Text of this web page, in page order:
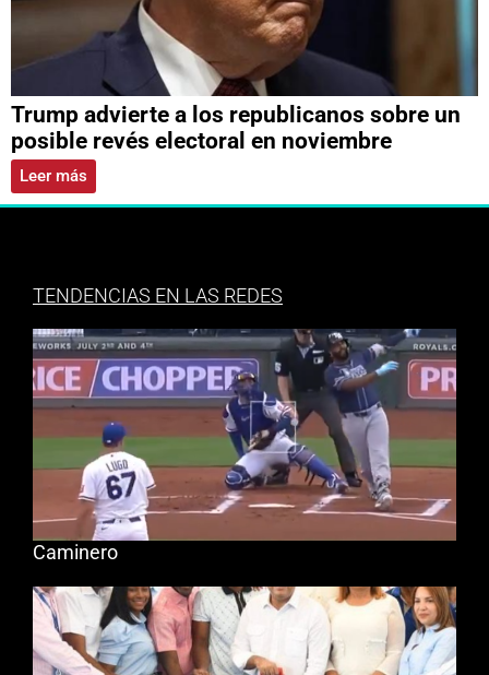
Trump advierte a los republicanos sobre un
posible revés electoral en noviembre
Leer más
TENDENCIAS EN LAS REDES
Caminero